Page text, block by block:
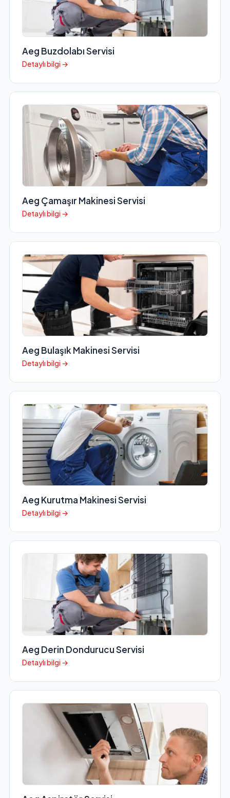
Aeg Buzdolabı Servisi
Detaylı bilgi →
Aeg Çamaşır Makinesi Servisi
Detaylı bilgi →
Aeg Bulaşık Makinesi Servisi
Detaylı bilgi →
Aeg Kurutma Makinesi Servisi
Detaylı bilgi →
Aeg Derin Dondurucu Servisi
Detaylı bilgi →